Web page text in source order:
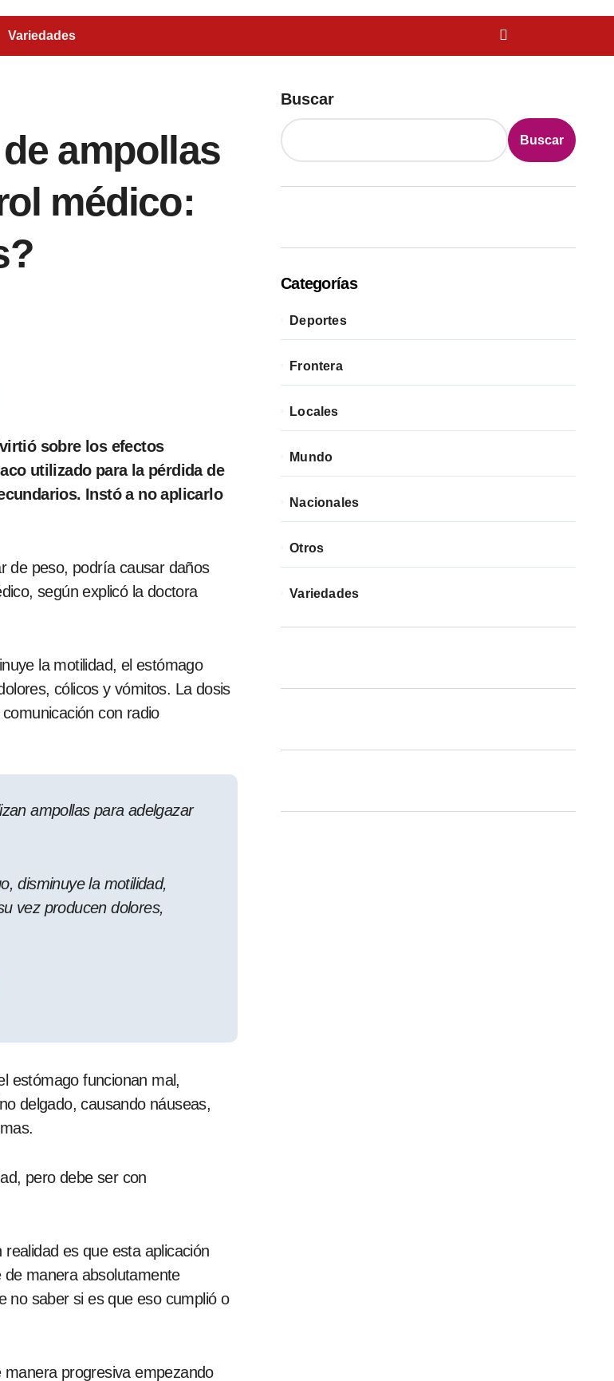
Variedades
ampollas
médico:
utilizado para la pérdida de
Instó a no aplicarlo
de peso, podría causar daños
según explicó la doctora
la motilidad, el estómago
cólicos y vómitos. La dosis
con radio
ampollas para adelgazar
disminuye la motilidad,
vez producen dolores,
estómago funcionan mal,
delgado, causando náuseas,
pero debe ser con
es que esta aplicación
manera absolutamente
no saber si es que eso cumplió o
progresiva empezando
Buscar
Buscar
Categorías
Deportes
Frontera
Locales
Mundo
Nacionales
Otros
Variedades